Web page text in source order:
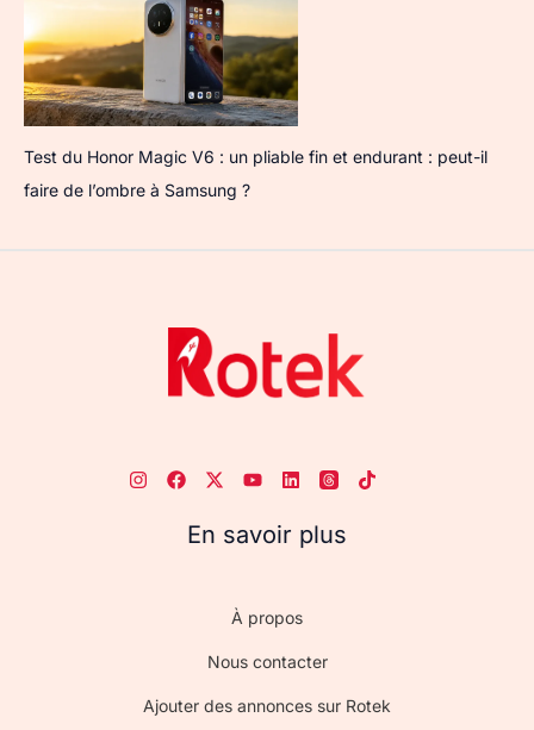
Test du Honor Magic V6 : un pliable fin et endurant : peut-il
faire de l’ombre à Samsung ?
En savoir plus
À propos
Nous contacter
Ajouter des annonces sur Rotek